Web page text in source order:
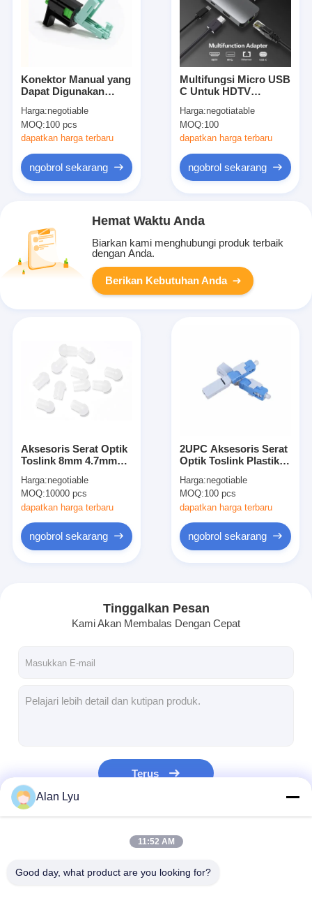
Konektor Manual yang
Dapat Digunakan
Jaringan FTTH
Standar SC yang
Dipoles APC/UPC
Harga:negotiable
MOQ:100 pcs
dapatkan harga terbaru
ngobrol sekarang
Multifungsi Micro USB
C Untuk HDTV
C Untuk Proyeksi TV
Mac
Harga:negotiatable
MOQ:100
dapatkan harga terbaru
ngobrol sekarang
Hemat Waktu Anda
Biarkan kami menghubungi produk terbaik
dengan Anda.
Berikan Kebutuhan Anda
Aksesoris Serat Optik
Toslink 8mm 4.7mm
Harga:negotiable
MOQ:10000 pcs
dapatkan harga terbaru
ngobrol sekarang
2UPC Aksesoris Serat
Optik Toslink Plastik
Attenuator
Harga:negotiable
MOQ:100 pcs
dapatkan harga terbaru
ngobrol sekarang
Tinggalkan Pesan
Kami Akan Membalas Dengan Cepat
Terus
Alan Lyu
11:52 AM
Good day, what product are you looking for?